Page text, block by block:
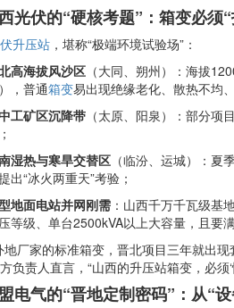
光伏的“硬核考题”：箱变必须
升压站 ，堪称“极端环境试验场”：
高海拔风沙区 （大同、朔州）：海拔
，普通箱变易出现绝缘老化、散热不均
工矿区沉降带 （太原、阳泉）：部分
湿热与寒旱交替区 （临汾、运城）：
出“冰火两重天”考验；
地面电站并网刚需 ：山西千万千瓦级基
等级、单台2500kVA以上大容量，且要
地厂家的标准箱变，晋北项目三年就出
负责人直言，“山西的升压站箱变，必须
电气的“晋地定制密码”：从“